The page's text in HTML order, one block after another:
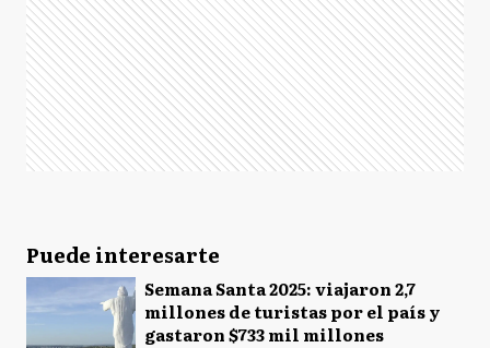
Puede interesarte
Semana Santa 2025: viajaron 2,7
millones de turistas por el país y
gastaron $733 mil millones